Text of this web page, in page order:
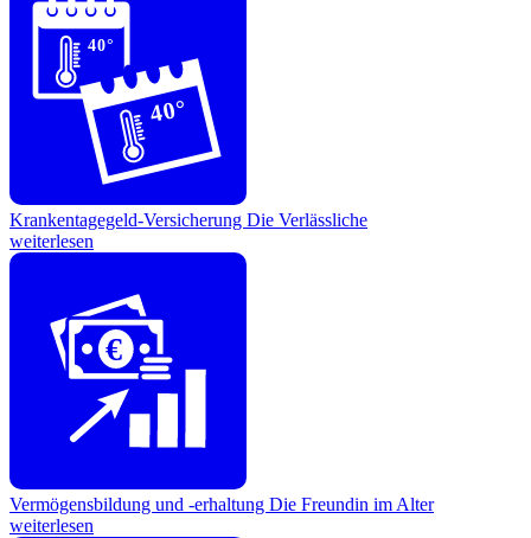
40°
40°
Krankentagegeld-Versicherung Die Verlässliche
weiterlesen
€
Vermögensbildung und -erhaltung Die Freundin im Alter
weiterlesen